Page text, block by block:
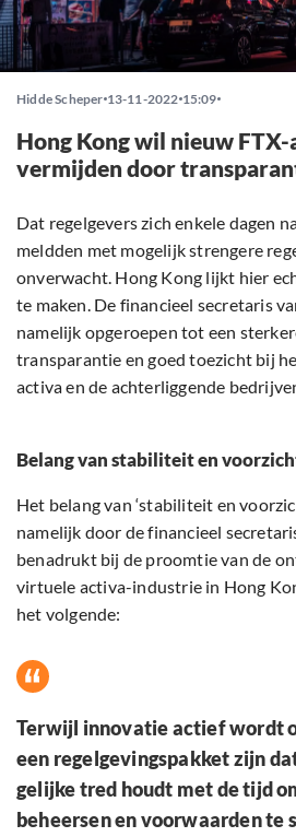
Hidde Scheper 13-11-2022 15:09
Hong Kong wil nieuw
vermijden door
Dat regelgevers zich enkele dagen
meldden met mogelijk strengere
onverwacht. Hong Kong lijkt hier
te maken. De financieel secretaris
namelijk opgeroepen tot een
transparantie en goed toezicht bij
activa en de achterliggende
Belang van stabiliteit en
Het belang van ‘stabiliteit en
namelijk door de financieel
benadrukt bij de proomtie van de
virtuele activa-industrie in Hong
het volgende:
Terwijl innovatie actief wordt
een regelgevingspakket zijn
gelijke tred houdt met de tijd
beheersen en voorwaarden te